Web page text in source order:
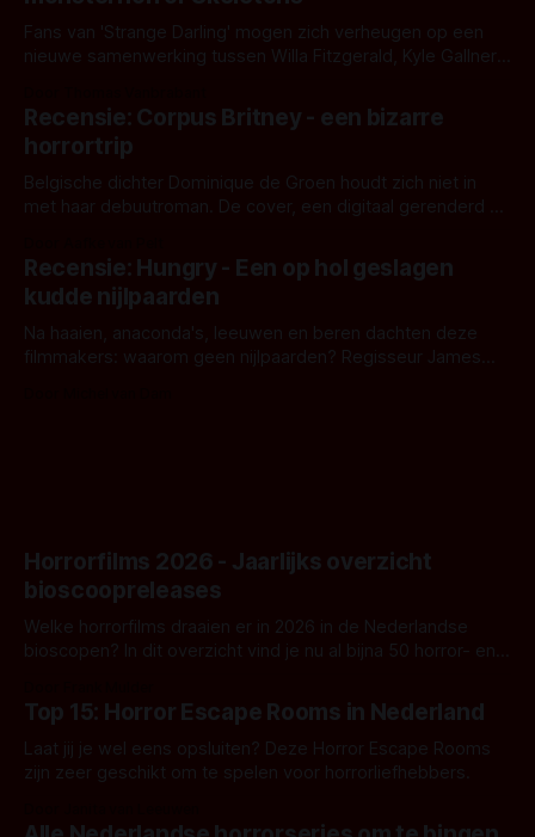
Fans van 'Strange Darling' mogen zich verheugen op een
nieuwe samenwerking tussen Willa Fitzgerald, Kyle Gallner
'Skeletons', een nieuwe creature feature waarvoor de
opnames zijn gestart in Australië.
Recensie: Corpus Britney - een bizarre
horrortrip
Belgische dichter Dominique de Groen houdt zich niet in
met haar debuutroman. De cover, een digitaal gerenderd en
achtergrond, belooft iets kleurrijks maar onheilspellends,
iets ongrijpbaars. En dat maakt De Groen met ieder woord
waar.
Recensie: Hungry - Een op hol geslagen
kudde nijlpaarden
Na haaien, anaconda's, leeuwen en beren dachten deze
filmmakers: waarom geen nijlpaarden? Regisseur James
Horrorfilms 2026 - Jaarlijks overzicht
bioscoopreleases
Welke horrorfilms draaien er in 2026 in de Nederlandse
bioscopen? In dit overzicht vind je nu al bijna 50 horror- en
Top 15: Horror Escape Rooms in Nederland
Laat jij je wel eens opsluiten? Deze Horror Escape Rooms
zijn zeer geschikt om te spelen voor horrorliefhebbers.